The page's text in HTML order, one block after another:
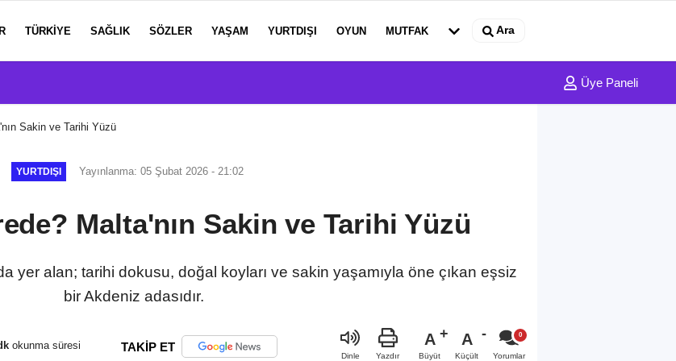
TÜRKIYE SAĞLIK SÖZLER YAŞAM YURTDIŞI OYUN MUTFAK Ara
Üye Paneli
Sakin ve Tarihi Yüzü
YURTDIŞI Yayınlanma: 05 Şubat 2026 - 21:02
Malta'nın Sakin ve Tarihi Yüzü
yer alan; tarihi dokusu, doğal koyları ve sakin yaşamıyla öne çıkan eşsiz
bir Akdeniz adasıdır.
okunma süresi TAKİP ET
Dinle Yazdır
A
Büyüt
A
Küçült Yorumlar